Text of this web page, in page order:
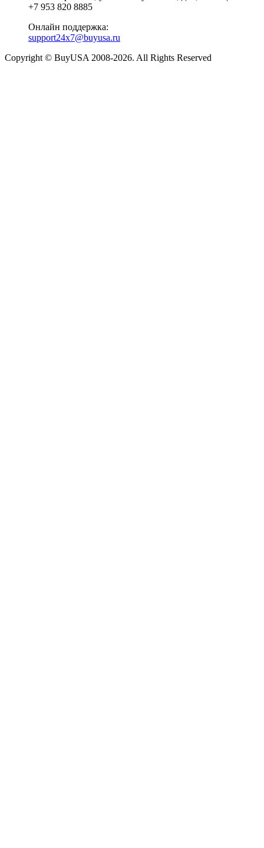
+7 953 820 8885
Онлайн поддержка:
support24x7@buyusa.ru
Copyright © BuyUSA 2008-2026. All Rights Reserved